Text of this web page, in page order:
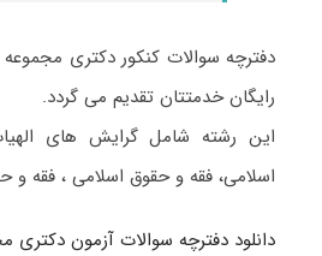
رایگان خدمتتان تقدیم می گردد.
این رشته شامل گرایش های
اسلامی، فقه و حقوق اسلامی ، فقه
دانلود دفترچه سوالات آزمون دکتری